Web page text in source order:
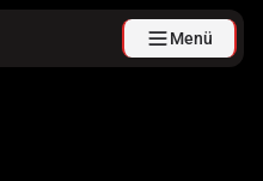
Menü